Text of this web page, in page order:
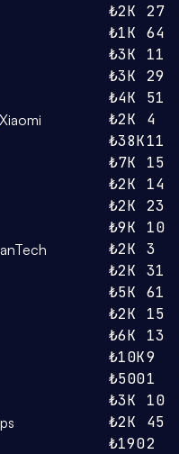
₺2K 27
₺1K 64
₺3K 11
₺3K 29
₺4K 51
Xiaomi ₺2K 4
₺38K11
₺7K 15
₺2K 14
₺2K 23
₺9K 10
₺2K 3
₺2K 31
₺5K 61
₺2K 15
₺6K 13
₺10K9
₺5001
₺3K 10
₺2K 45
₺1902